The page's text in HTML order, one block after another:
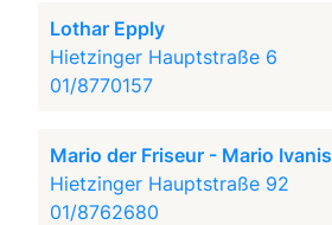
Lothar Epply
Hietzinger Hauptstraße 6
01/8770157
Mario der Friseur - Mario Ivanis
Hietzinger Hauptstraße 92
01/8762680